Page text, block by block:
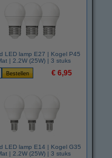
LED lamp E27 | Kogel P45
| 2.2W (25W) | 3 stuks
€ 6,95
LED lamp E14 | Kogel G35
| 2.2W (25W) | 3 stuks